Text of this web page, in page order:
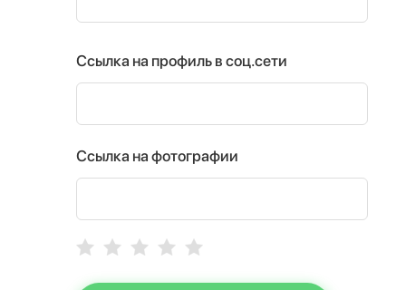
Ссылка на профиль в соц.сети
Ссылка на фотографии